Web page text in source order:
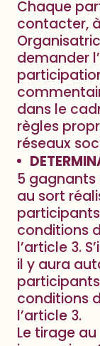
Chaque
contacter,
demander
dans le
règles
réseaux
5
au sort
conditions
l’article 3.
il y aura
conditions
l’article 3.
Le tirage